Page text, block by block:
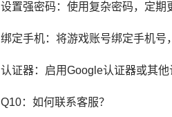
设置强密码：使用复杂密码，定期
绑定手机：将游戏账号绑定手机号
认证器：启用Google认证器或其他
Q10：如何联系客服？